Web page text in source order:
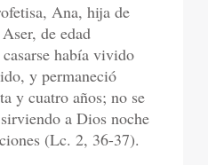
Ana, hija de
de edad
casarse había vivido
y permaneció
y cuatro años; no se
a Dios noche
(Lc. 2, 36-37).